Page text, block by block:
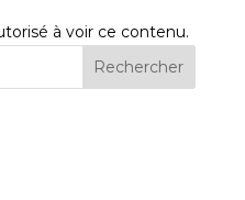
à voir ce contenu.